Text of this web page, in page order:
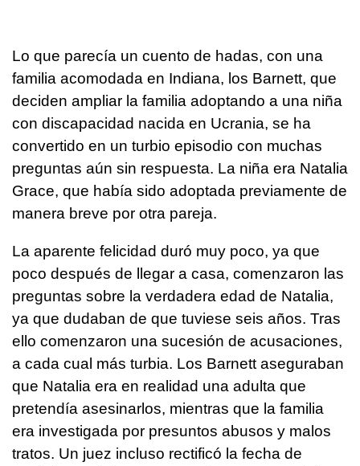
Lo que parecía un cuento de hadas, con una
familia acomodada en Indiana, los Barnett, que
deciden ampliar la familia adoptando a una niña
con discapacidad nacida en Ucrania, se ha
convertido en un turbio episodio con muchas
preguntas aún sin respuesta. La niña era Natalia
Grace, que había sido adoptada previamente de
manera breve por otra pareja.
La aparente felicidad duró muy poco, ya que
poco después de llegar a casa, comenzaron las
preguntas sobre la verdadera edad de Natalia,
ya que dudaban de que tuviese seis años. Tras
ello comenzaron una sucesión de acusaciones,
a cada cual más turbia. Los Barnett aseguraban
que Natalia era en realidad una adulta que
pretendía asesinarlos, mientras que la familia
era investigada por presuntos abusos y malos
tratos. Un juez incluso rectificó la fecha de